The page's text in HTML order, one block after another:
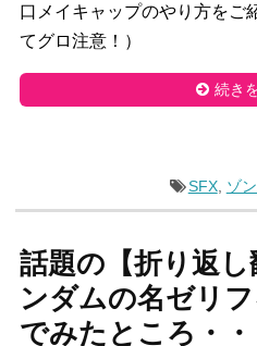
口メイキャップのやり方をご
てグロ注意！）
続き
SFX, ゾ
話題の【折り返
ンダムの名ゼリ
でみたところ・